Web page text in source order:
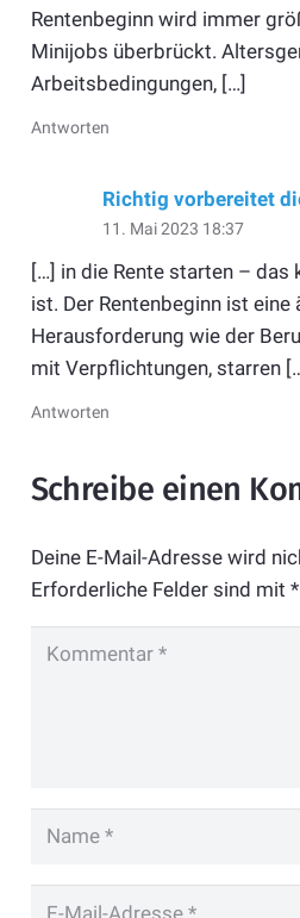
Rentenbeginn wird immer
Minijobs überbrückt.
Arbeitsbedingungen, […]
Antworten
Richtig vorbereitet
11. Mai 2023 18:37
[…] in die Rente starten – das
ist. Der Rentenbeginn ist eine
Herausforderung wie der
mit Verpflichtungen, starren
Antworten
Schreibe einen
Deine E-Mail-Adresse wird
Erforderliche Felder sind mit *